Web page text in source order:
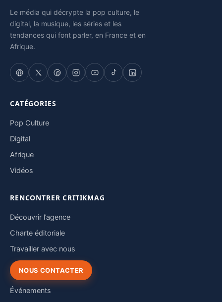
Le média qui décrypte la pop culture, le
digital, la musique, les séries et les
tendances qui font parler, en France et en
Afrique.
CATÉGORIES
Pop Culture
Digital
Afrique
Vidéos
RENCONTRER CRITIKMAG
Découvrir l’agence
Charte éditoriale
Travailler avec nous
NOUS CONTACTER
Événements